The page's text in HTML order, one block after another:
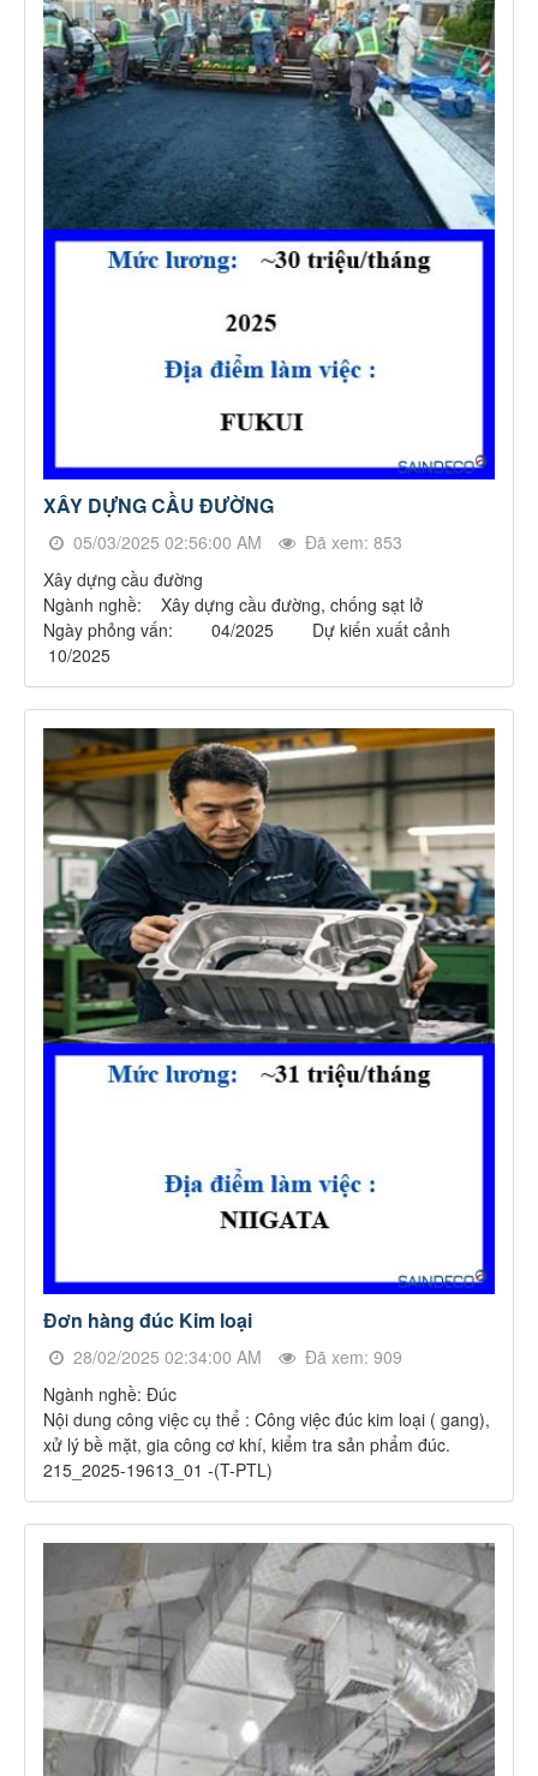
XÂY DỰNG CẦU ĐƯỜNG
05/03/2025 02:56:00 AM
Đã xem: 853
Xây dựng cầu đường
Ngành nghề: Xây dựng cầu đường, chống sạt lở
Ngày phỏng vấn: 04/2025 Dự kiến xuất cảnh
10/2025
Đơn hàng đúc Kim loại
28/02/2025 02:34:00 AM
Đã xem: 909
Ngành nghề: Đúc
Nội dung công việc cụ thể : Công việc đúc kim loại ( gang),
xử lý bề mặt, gia công cơ khí, kiểm tra sản phẩm đúc.
215_2025-19613_01 -(T-PTL)